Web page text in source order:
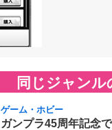
同じジャンル
ゲーム・ホビー
ガンプラ45周年記念